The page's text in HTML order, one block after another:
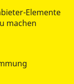
Elemente
machen